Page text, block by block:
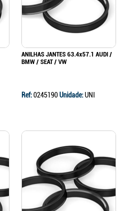
ANILHAS JANTES 63.4x57.1 AUDI /
BMW / SEAT / VW
Ref:0245190Unidade:UNI